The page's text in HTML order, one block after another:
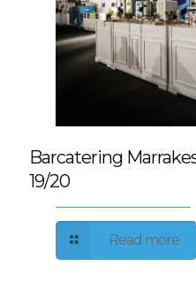
Barcatering
19/20
Read more